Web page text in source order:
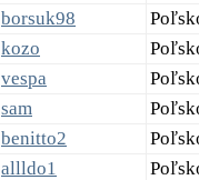
borsuk98
kozo
vespa
sam
benitto2
allldo1